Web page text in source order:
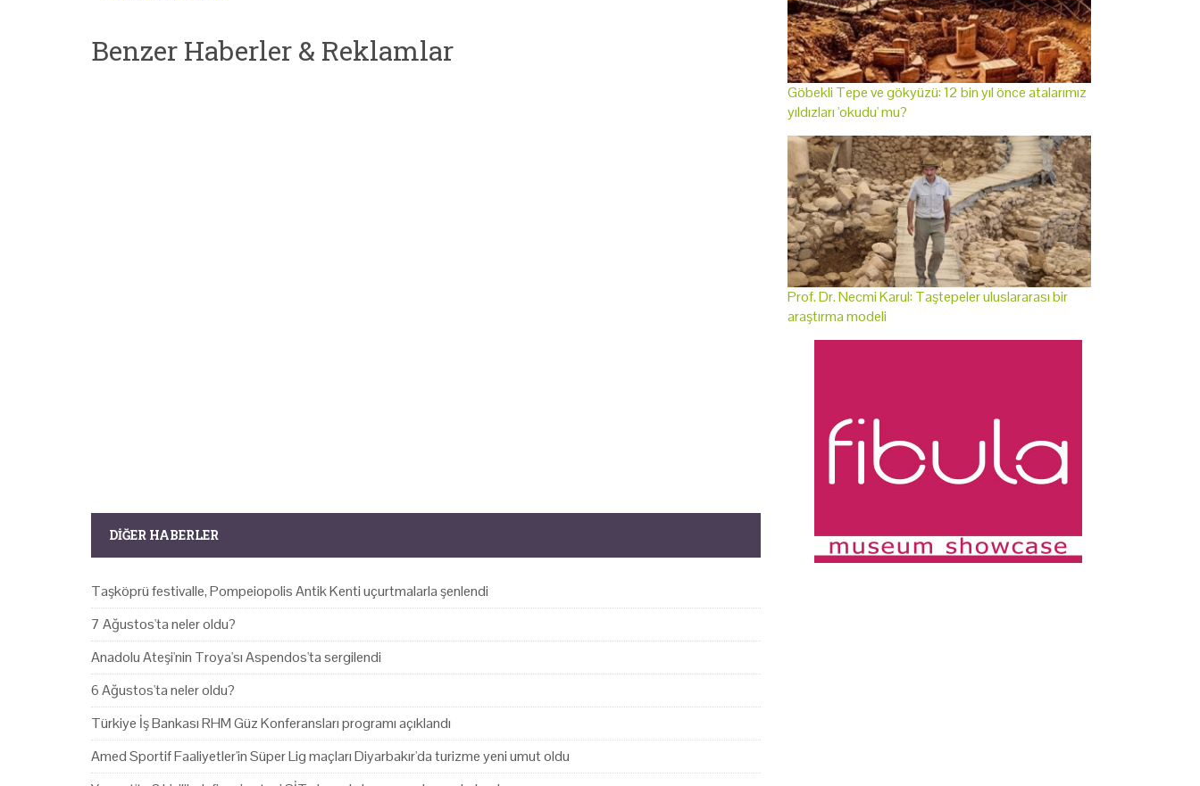
Benzer Haberler & Reklamlar
DIĞER HABERLER
Taşköprü festivalle, Pompeiopolis Antik Kenti uçurtmalarla şenlendi
7 Ağustos'ta neler oldu?
Anadolu Ateşi'nin Troya'sı Aspendos'ta sergilendi
6 Ağustos'ta neler oldu?
Türkiye İş Bankası RHM Güz Konferansları programı açıklandı
Amed Sportif Faaliyetler'in Süper Lig maçları Diyarbakır'da turizme yeni umut oldu
Göbekli Tepe ve gökyüzü: 12 bin yıl önce atalarımız
yıldızları 'okudu' mu?
Prof. Dr. Necmi Karul: Taştepeler uluslararası bir
araştırma modeli